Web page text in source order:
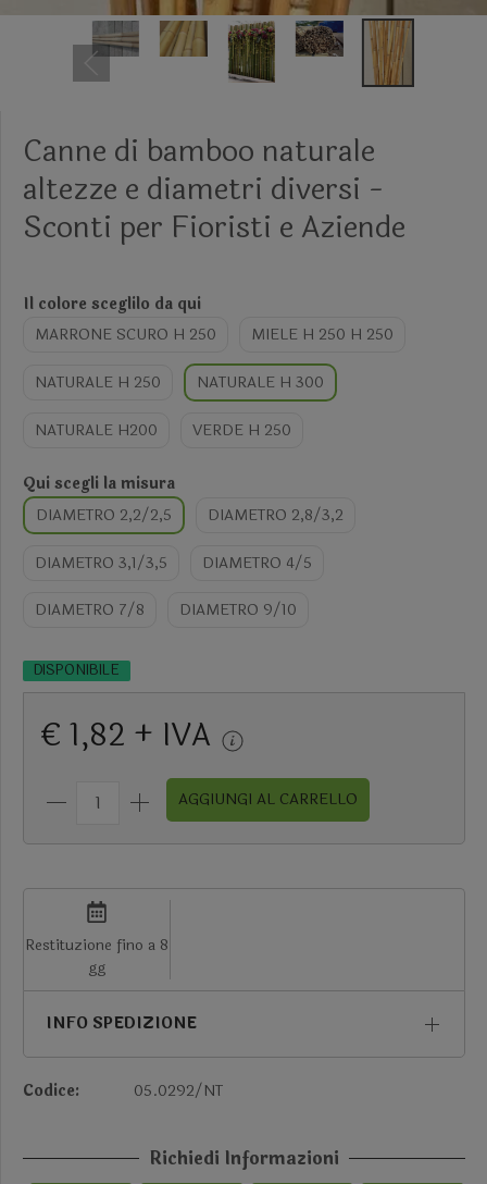
Canne di bamboo naturale
altezze e diametri diversi -
Sconti per Fioristi e Aziende
Il colore sceglilo da qui
MARRONE SCURO H 250
MIELE H 250 H 250
NATURALE H 250 NATURALE H 300
NATURALE H200 VERDE H 250
Qui scegli la misura
DIAMETRO 2,2/2,5
DIAMETRO 2,8/3,2
DIAMETRO 3,1/3,5 DIAMETRO 4/5
DIAMETRO 7/8 DIAMETRO 9/10
DISPONIBILE
€ 1,82 + IVA
AGGIUNGI AL CARRELLO
Restituzione fino a 8
gg
INFO SPEDIZIONE
Codice: 05.0292/NT
Richiedi Informazioni